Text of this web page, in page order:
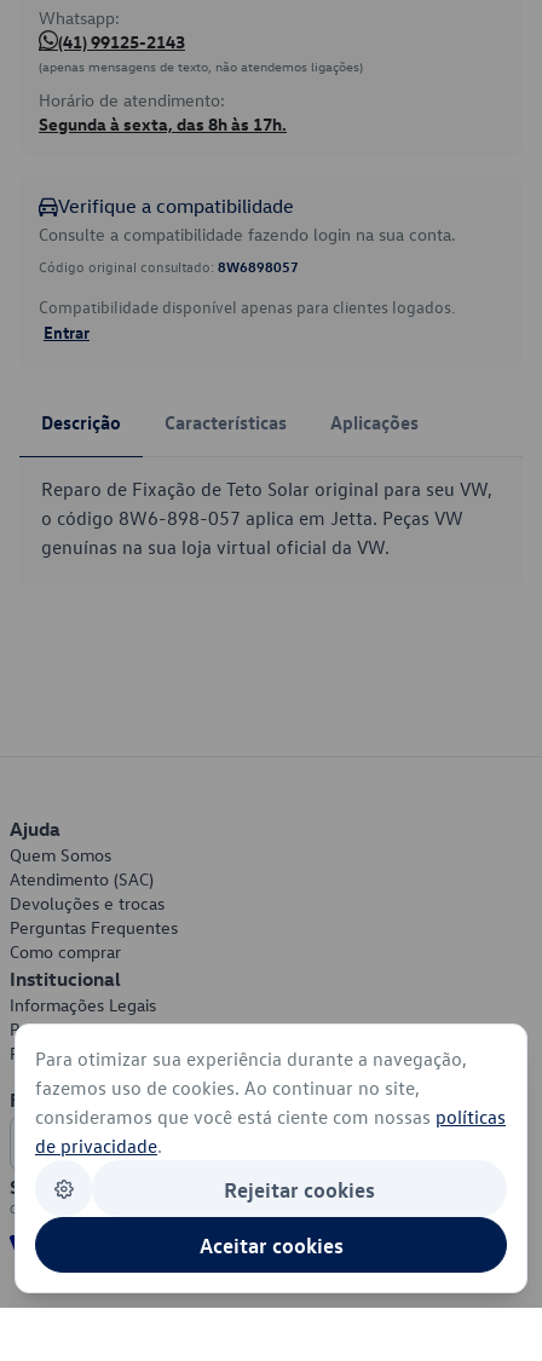
Whatsapp:
(41) 99125-2143
(apenas mensagens de texto, não atendemos ligações)
Horário de atendimento:
Segunda à sexta, das 8h às 17h.
Verifique a compatibilidade
Consulte a compatibilidade fazendo login na sua conta.
Código original consultado: 8W6898057
Compatibilidade disponível apenas para clientes logados.
Entrar
Descrição Características Aplicações
Reparo de Fixação de Teto Solar original para seu VW,
o código 8W6-898-057 aplica em Jetta. Peças VW
genuínas na sua loja virtual oficial da VW.
Ajuda
Quem Somos
Atendimento (SAC)
Devoluções e trocas
Perguntas Frequentes
Como comprar
Institucional
Informações Legais
Política de Privacidade
Política de Cookies
Formas de Pagamento
Segurança
Para otimizar sua experiência durante a navegação,
fazemos uso de cookies. Ao continuar no site,
consideramos que você está ciente com nossas políticas
de privacidade.
Rejeitar cookies
Aceitar cookies